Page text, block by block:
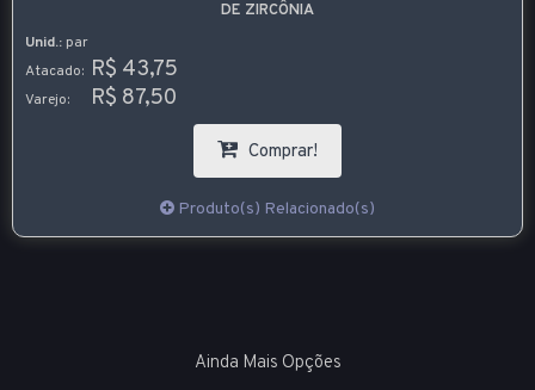
DE ZIRCÔNIA
Unid.: par
Atacado: R$ 43,75
Varejo: R$ 87,50
Comprar!
Produto(s) Relacionado(s)
Ainda Mais Opções